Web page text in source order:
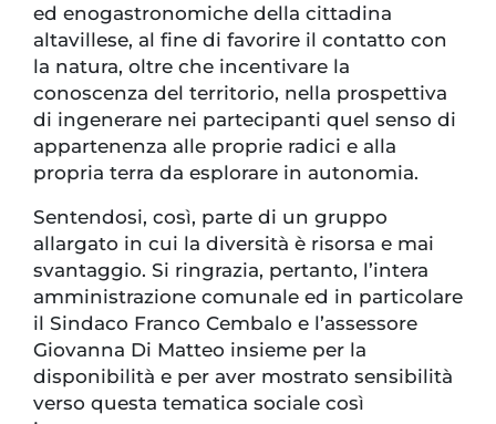
ed enogastronomiche della cittadina
altavillese, al fine di favorire il contatto con
la natura, oltre che incentivare la
conoscenza del territorio, nella prospettiva
di ingenerare nei partecipanti quel senso di
appartenenza alle proprie radici e alla
propria terra da esplorare in autonomia.
Sentendosi, così, parte di un gruppo
allargato in cui la diversità è risorsa e mai
svantaggio. Si ringrazia, pertanto, l’intera
amministrazione comunale ed in particolare
il Sindaco Franco Cembalo e l’assessore
Giovanna Di Matteo insieme per la
disponibilità e per aver mostrato sensibilità
verso questa tematica sociale così